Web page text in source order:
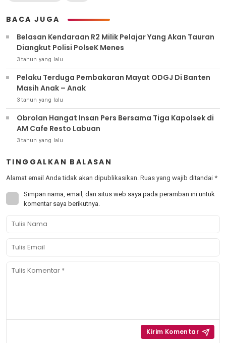
BACA JUGA
Belasan Kendaraan R2 Milik Pelajar Yang Akan Tauran
Diangkut Polisi PolseK Menes
3 tahun yang lalu
Pelaku Terduga Pembakaran Mayat ODGJ Di Banten
Masih Anak – Anak
3 tahun yang lalu
Obrolan Hangat Insan Pers Bersama Tiga Kapolsek di
AM Cafe Resto Labuan
3 tahun yang lalu
TINGGALKAN BALASAN
Alamat email Anda tidak akan dipublikasikan. Ruas yang wajib ditandai *
Simpan nama, email, dan situs web saya pada peramban ini untuk
komentar saya berikutnya.